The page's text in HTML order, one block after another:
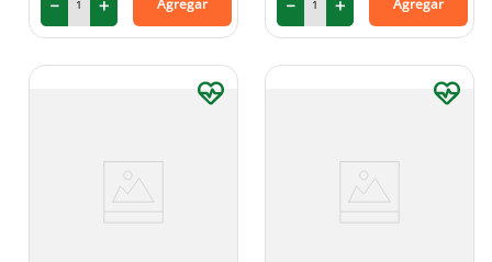
＋
－ Agregar ＋
－ Agregar